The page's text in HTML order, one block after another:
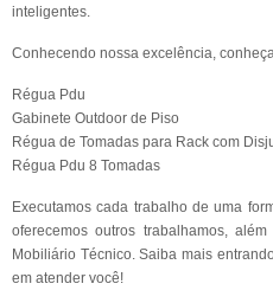
inteligentes.
Conhecendo nossa excelência,
Régua Pdu
Gabinete Outdoor de Piso
Régua de Tomadas para Rack com
Régua Pdu 8 Tomadas
Executamos cada trabalho de uma
oferecemos outros trabalhamos,
Mobiliário Técnico. Saiba mais
em atender você!